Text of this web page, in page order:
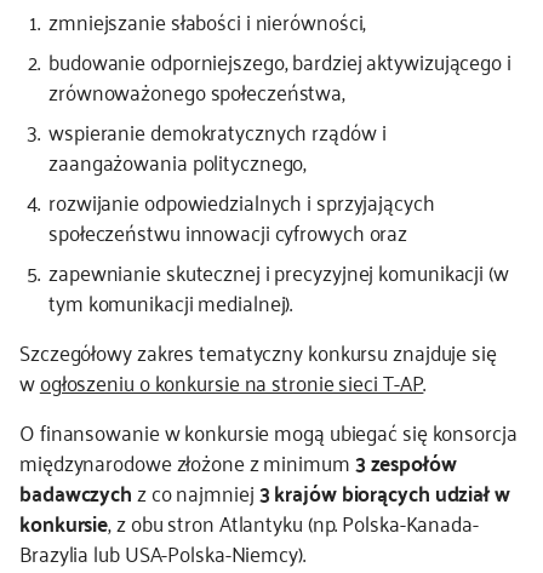
zmniejszanie słabości i nierówności,
budowanie odporniejszego, bardziej aktywizującego i
zrównoważonego społeczeństwa,
wspieranie demokratycznych rządów i
zaangażowania politycznego,
rozwijanie odpowiedzialnych i sprzyjających
społeczeństwu innowacji cyfrowych oraz
zapewnianie skutecznej i precyzyjnej komunikacji (w
tym komunikacji medialnej).
Szczegółowy zakres tematyczny konkursu znajduje się
wogłoszeniu o konkursie na stronie sieci T-AP.
O finansowanie w konkursie mogą ubiegać się konsorcja
międzynarodowe złożone z minimum3 zespołów
badawczychz co najmniej3 krajów biorących udział w
konkursie, z obu stron Atlantyku (np. Polska-Kanada-
Brazylia lub USA-Polska-Niemcy).